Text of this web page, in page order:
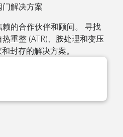
解决方案
的合作伙伴和顾问。 寻找
重整 (ATR)、胺处理和变压
封存的解决方案。